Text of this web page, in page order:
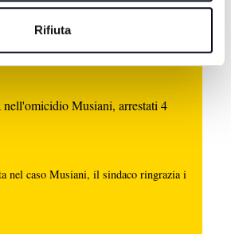
Rifiuta
Musiani, arrestati 4
nel caso Musiani, il sindaco ringrazia i